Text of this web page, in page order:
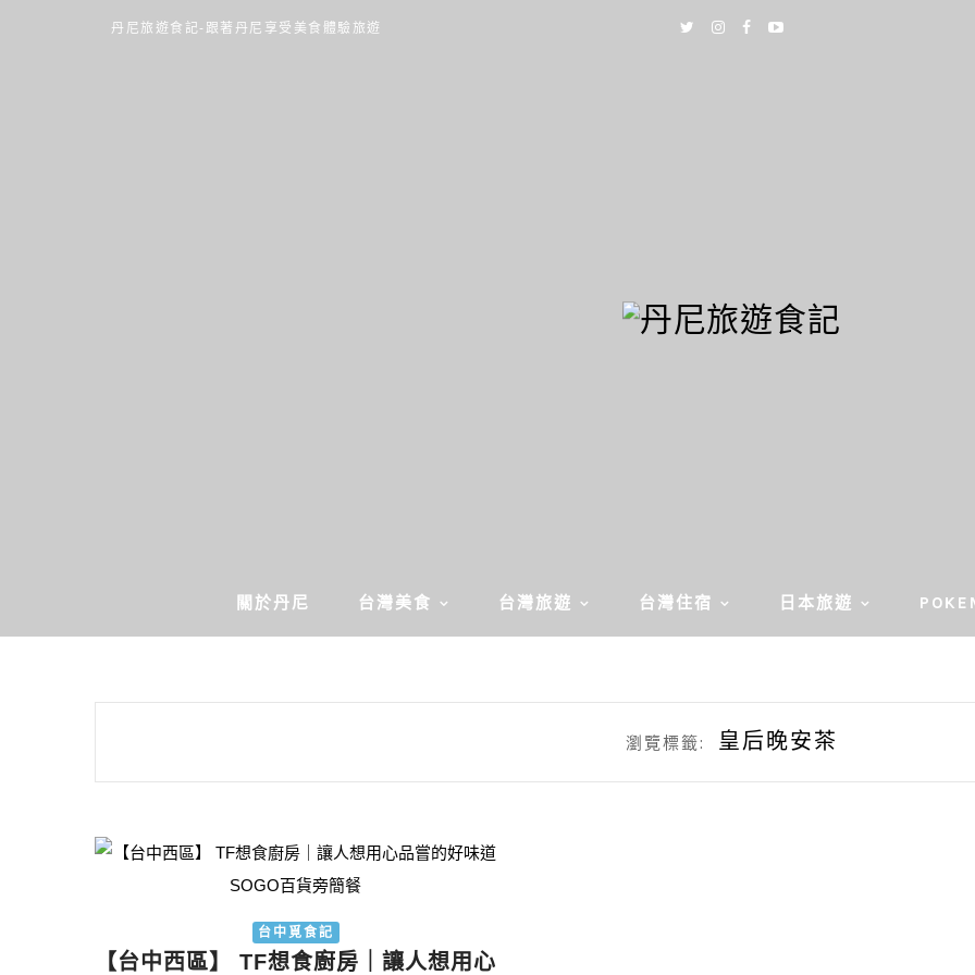
丹尼旅遊食記-跟著丹尼享受美食體驗旅遊
關於丹尼 台灣美食 台灣旅遊 台灣住宿 日本旅遊
瀏覽標籤: 皇后晚安茶
台中覓食記
【台中西區】 TF想食廚房｜讓人想用心